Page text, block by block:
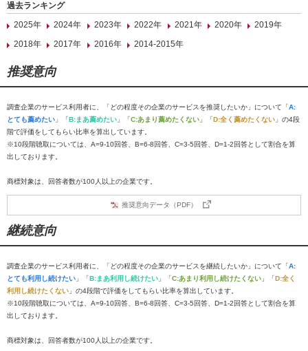
過去ランキング
2025年
2024年 2023年 2022年 2021年 2020年
2019年
2018年
2017年 2016年 2014-2015年
推奨意向
調査企業のサービス利用者に、「どの程度その企業のサービスを推奨したいか」について「A:
とても薦めたい 」「B:まあ薦めたい 」「C:あまり薦めたくない 」「D:全く薦めたくない 」の4段
階で評価をしてもらい比率を算出しています。
※10段階聴取については、A=9-10回答、B=6-8回答、C=3-5回答、D=1-2回答として割合を算
出しております。
商標対象は、回答者数が100人以上の企業です。
推奨意向データ（PDF）
継続意向
調査企業のサービス利用者に、「どの程度その企業のサービスを継続したいか」について「A:
とても利用し続けたい 」「B:まあ利用し続けたい 」「C:あまり利用し続けたくない 」「D:全く
利用し続けたくない 」の4段階で評価をしてもらい比率を算出しています。
※10段階聴取については、A=9-10回答、B=6-8回答、C=3-5回答、D=1-2回答として割合を算
出しております。
商標対象は、回答者数が100人以上の企業です。